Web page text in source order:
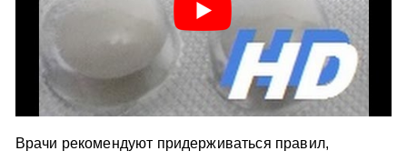
Врачи рекомендуют придерживаться правил,